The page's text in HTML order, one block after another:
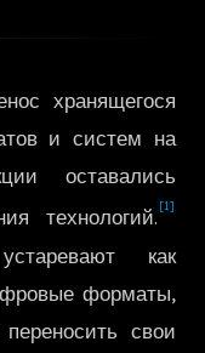
хранящегося
и систем на
оставались
технологий. [1]
как
форматы,
свои
Русский
日本語
한국어